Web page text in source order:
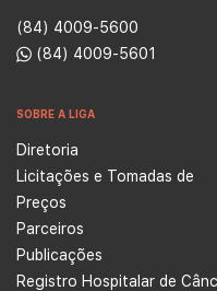
(84) 4009-5600
(84) 4009-5601
SOBRE A LIGA
Diretoria
Licitações e Tomadas de
Preços
Parceiros
Publicações
Registro Hospitalar de